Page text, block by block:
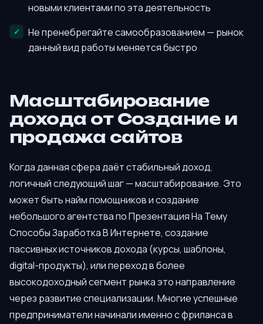
новыми клиентами по эта деятельность
Не пренебрегайте самообразованием — рынок
данный вид работы меняется быстро
Масштабирование
дохода от Создание и
продажа сайтов
Когда данная сфера даёт стабильный доход,
логичный следующий шаг — масштабирование. Это
может быть найм помощников и создание
небольшого агентства по Презентация На Тему
Способы Заработка В Интернете, создание
пассивных источников дохода (курсы, шаблоны,
digital-продукты), или переход в более
высокодоходный сегмент рынка это направление
через развитие специализации. Многие успешные
предприниматели начинали именно с фриланса в